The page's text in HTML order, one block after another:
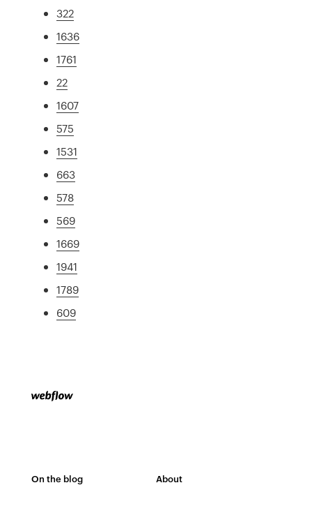
322
1636
1761
22
1607
575
1531
663
578
569
1669
1941
1789
609
On the blog About